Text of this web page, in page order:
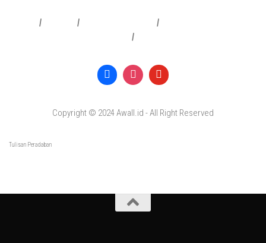
| | |
|
Copyright © 2024 Awall.id - All Right Reserved
Tulisan Peradaban